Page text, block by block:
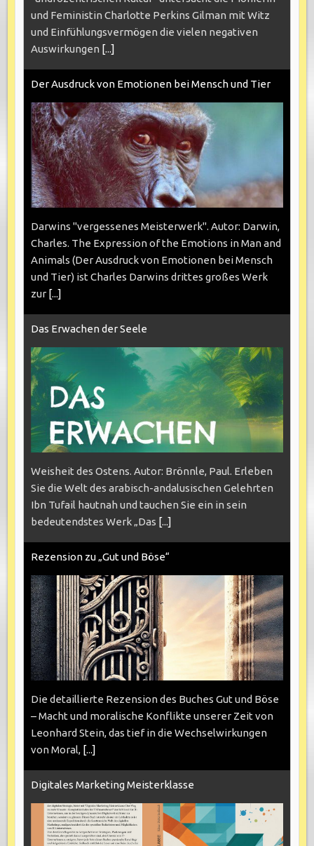
und Feministin Charlotte Perkins Gilman mit Witz
und Einfühlungsvermögen die vielen negativen
Auswirkungen [...]
Der Ausdruck von Emotionen bei Mensch und Tier
Darwins "vergessenes Meisterwerk". Autor: Darwin,
Charles. The Expression of the Emotions in Man and
Animals (Der Ausdruck von Emotionen bei Mensch
und Tier) ist Charles Darwins drittes großes Werk
zur [...]
Das Erwachen der Seele
Weisheit des Ostens. Autor: Brönnle, Paul. Erleben
Sie die Welt des arabisch-andalusischen Gelehrten
Ibn Tufail hautnah und tauchen Sie ein in sein
bedeutendstes Werk „Das [...]
Rezension zu „Gut und Böse“
Die detaillierte Rezension des Buches Gut und Böse
– Macht und moralische Konflikte unserer Zeit von
Leonhard Stein, das tief in die Wechselwirkungen
von Moral, [...]
Digitales Marketing Meisterklasse